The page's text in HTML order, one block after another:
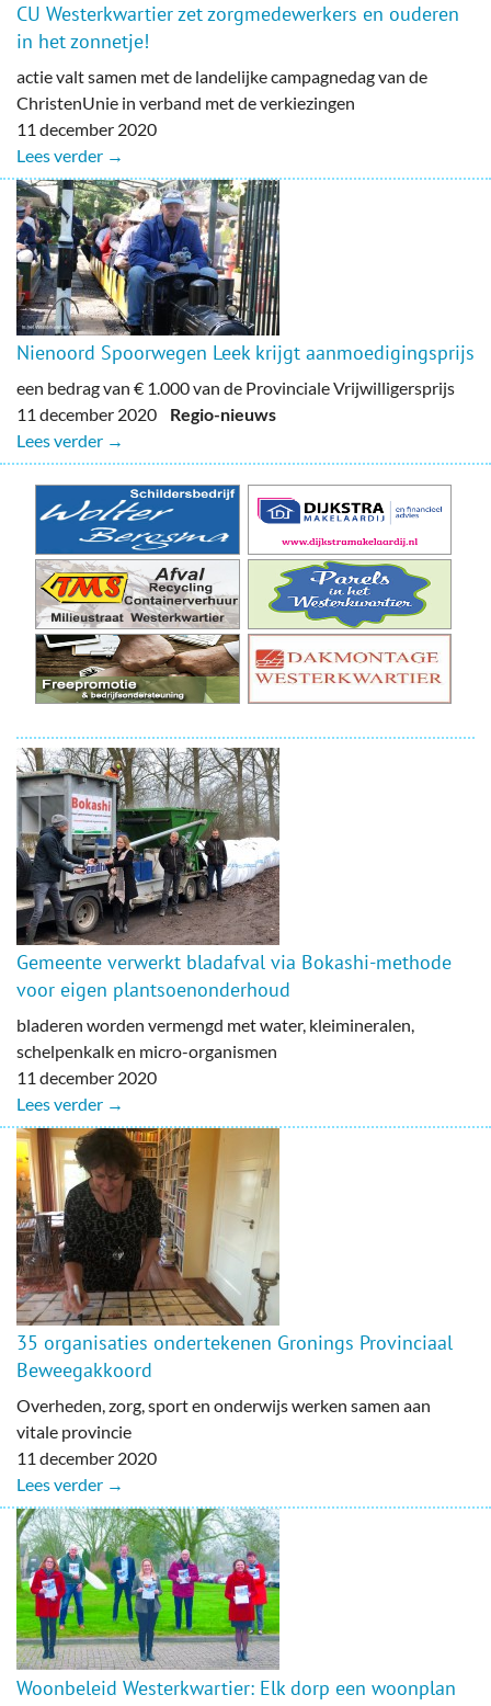
CU Westerkwartier zet zorgmedewerkers en ouderen
in het zonnetje!
actie valt samen met de landelijke campagnedag van de
ChristenUnie in verband met de verkiezingen
11 december 2020
Lees verder →
Nienoord Spoorwegen Leek krijgt aanmoedigingsprijs
een bedrag van € 1.000 van de Provinciale Vrijwilligersprijs
11 december 2020 Regio-nieuws
Lees verder →
Gemeente verwerkt bladafval via Bokashi-methode
voor eigen plantsoenonderhoud
bladeren worden vermengd met water, kleimineralen,
schelpenkalk en micro-organismen
11 december 2020
Lees verder →
35 organisaties ondertekenen Gronings Provinciaal
Beweegakkoord
Overheden, zorg, sport en onderwijs werken samen aan
vitale provincie
11 december 2020
Lees verder →
Woonbeleid Westerkwartier: Elk dorp een woonplan